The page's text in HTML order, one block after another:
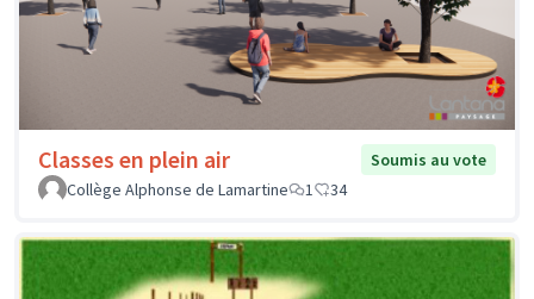
Classes en plein air
Soumis au vote
Collège Alphonse de Lamartine
1 34